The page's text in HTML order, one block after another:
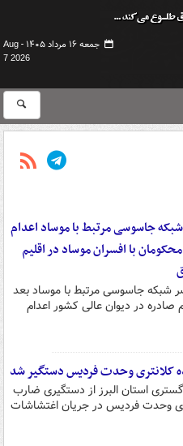
جمعه ۱۶ مرداد ۱۴۰۵ -
Aug
7 2026
جاسوسی مرتبط با موساد اعدام
با افسران موساد در اقلیم
شبکه جاسوسی مرتبط با موساد بعد
در دیوان عالی کشور اعدام
کلانتری وحدت فردیس دستگیر شد
استان البرز از دستگیری ضارب
وحدت فردیس در جریان اغتشاشات